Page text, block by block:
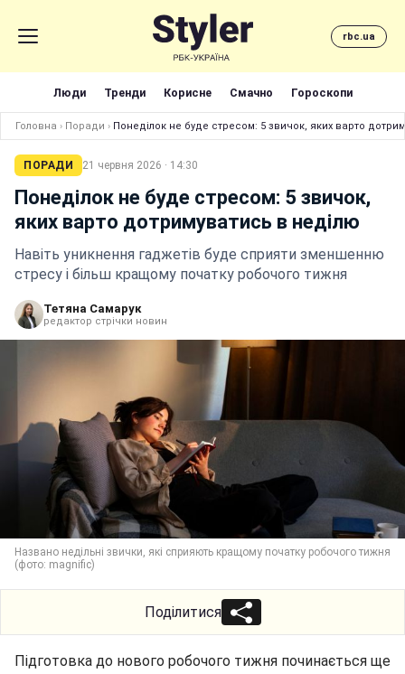
rbc.ua
Люди Тренди Корисне Смачно Гороскопи
Головна › Поради › Понеділок не буде стресом: 5 звичок, яких варто
ПОРАДИ 21 червня 2026 · 14:30
Понеділок не буде стресом: 5 звичок,
яких варто дотримуватись в неділю
Навіть уникнення гаджетів буде сприяти зменшенню
стресу і більш кращому початку робочого тижня
Тетяна Самарук
редактор стрічки новин
Названо недільні звички, які сприяють кращому початку робочого тижня
(фото: magnific)
Поділитися
Підготовка до нового робочого тижня починається ще